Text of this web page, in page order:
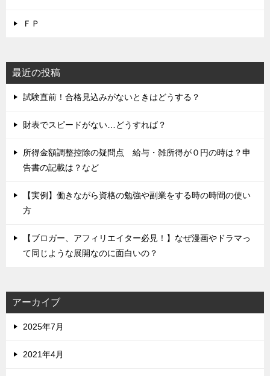
ＦＰ
最近の投稿
試験直前！合格見込みがないときはどうする？
財表でスピードがない…どうすれば？
所得金額調整控除の疑問点 給与・雑所得が０円の時は？申
告書の記載は？など
【実例】働きながら資格の勉強や副業をする時の時間の使い
方
【ブロガー、アフィリエイター必見！】なぜ漫画やドラマっ
て同じような展開なのに面白いの？
アーカイブ
2025年7月
2021年4月